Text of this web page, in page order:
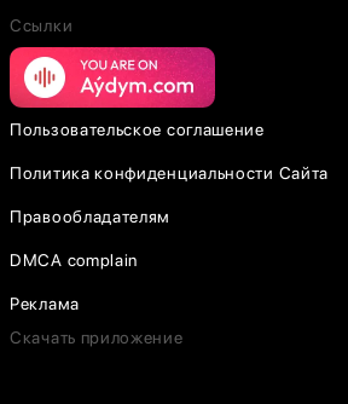
Ссылки
Пользовательское соглашение
Политика конфиденциальности Сайта
Правообладателям
DMCA complain
Реклама
Скачать приложение